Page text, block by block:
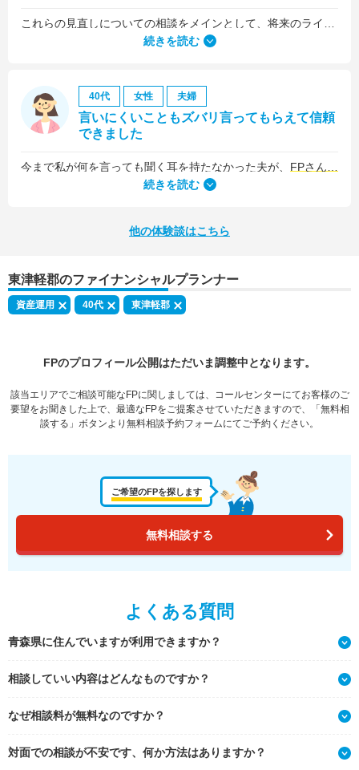
続きを読む
40代 女性 夫婦
言いにくいこともズバリ言ってもらえて信頼
できました
今まで私が何を言っても聞く耳を持たなかった夫が、 FPさんの提案はプロの意見として素直に聞き入れてくれました
続きを読む
他の体験談はこちら
東津軽郡のファイナンシャルプランナー
資産運用 40代 東津軽郡
FPのプロフィール公開はただいま調整中となります。
該当エリアでご相談可能なFPに関しましては、コールセンターにてお客様のご
要望をお聞きした上で、最適なFPをご提案させていただきますので、「無料相
談する」ボタンより無料相談予約フォームにてご予約ください。
ご希望のFPを探します
無料相談する
よくある質問
青森県に住んでいますが利用できますか？
相談していい内容はどんなものですか？
なぜ相談料が無料なのですか？
対面での相談が不安です、何か方法はありますか？